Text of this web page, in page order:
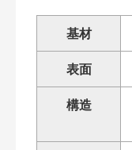
基材
表面
構造